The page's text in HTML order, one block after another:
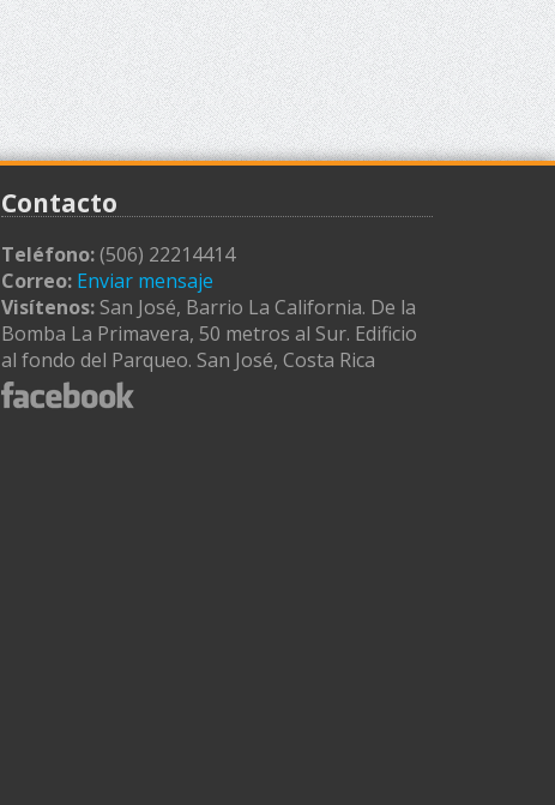
Contacto
Teléfono:(506) 22214414
Correo: Enviar mensaje
Visítenos: San José, Barrio La California. De la
Bomba La Primavera, 50 metros al Sur. Edificio
al fondo del Parqueo. San José, Costa Rica